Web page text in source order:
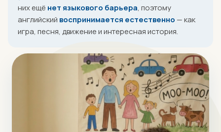
них ещё нет языкового барьера, поэтому
английский воспринимается естественно — как
игра, песня, движение и интересная история.